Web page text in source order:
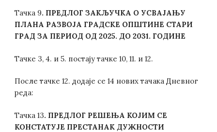
Тачка 9. ПРЕДЛОГ ЗАКЉУЧКА О УСВАЈАЊУ
ПЛАНА РАЗВОЈА ГРАДСКЕ ОПШТИНЕ СТАРИ
ГРАД ЗА ПЕРИОД ОД 2025. ДО 2031. ГОДИНЕ
Тачке 3, 4. и 5. постају тачке 10, 11. и 12.
После тачке 12. додаје се 14 нових тачака Дневног
реда:
Тачка 13. ПРЕДЛОГ РЕШЕЊА КОЈИМ СЕ
КОНСТАТУЈЕ ПРЕСТАНАК ДУЖНОСТИ